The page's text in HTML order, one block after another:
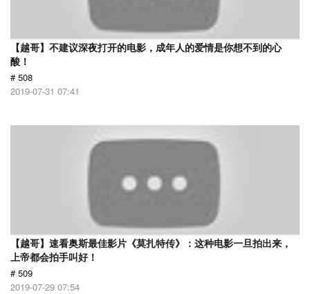
【越哥】不建议深夜打开的电影，成年人的爱情是你想不到的心
酸！
# 508
2019-07-31 07:41
【越哥】速看奥斯最佳影片《莫扎特传》：这种电影一旦拍出来，
上帝都会拍手叫好！
# 509
2019-07-29 07:54